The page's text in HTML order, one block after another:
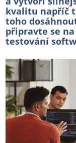
kvalitu napříč
toho
připravte se
testování